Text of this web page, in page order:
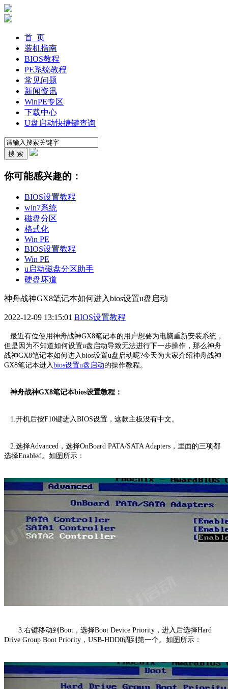
首 页
装机指南
BIOS教程
PE系统教程
常见问题
新闻资讯
WinPE专区
下载中心
U盘启动快捷键查询
你可能感兴趣的：
BIOS设置教程
win7系统
磁盘分区
格式化
Win PE
BIOS设置教程
Win PE
u启动磁盘分区助手
硬盘坏道
神舟战神GX8笔记本如何进入bios设置u盘启动
2022-12-09 13:15:01 BIOS设置教程
最近有位使用神舟战神GX8笔记本的用户想要为电脑重新安装系统，
但是因为不知道如何设置u盘启动导致无法进行下一步操作，那么神舟
战神GX8笔记本如何进入bios设置u盘启动呢?今天为大家介绍神舟战神
GX8笔记本进入bios设置u盘启动的操作教程。
神舟战神GX8笔记本bios设置教程：
1.开机后按F10键进入BIOS设置，这款主板没有中文。
2.选择Advanced，选择OnBoard PATA/SATA Adapters，里面的三项都
选择Enabled。如图所示：
3.右键移动到Boot，选择Boot Device Priority，进入后选择Hard
Drive Group Boot Priority，USB-HDD0调到第一个。如图所示：